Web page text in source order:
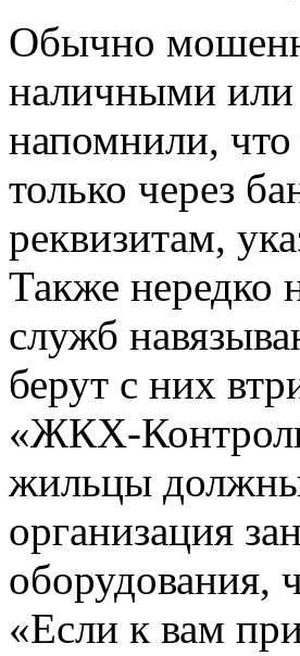
Обычно
наличными или
напомнили,
только через
реквизитам,
Также нередко
служб
берут с них
«ЖКХ-
жильцы должны
организация
оборудования,
«Если к вам